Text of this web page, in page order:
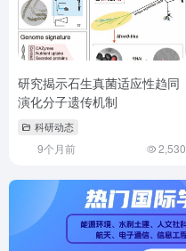
研究揭示石生真菌适应性趋同
演化分子遗传机制
科研动态
9个月前 2,530